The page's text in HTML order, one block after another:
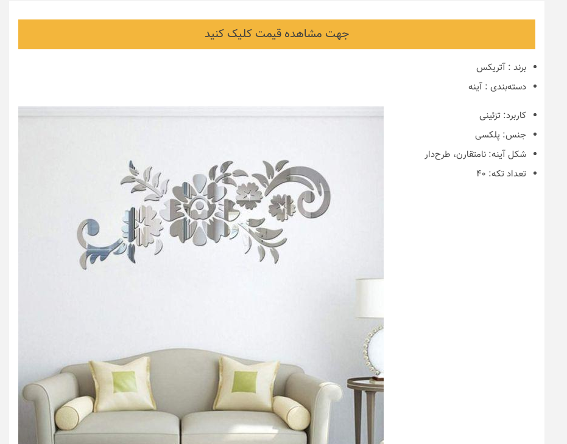
جهت مشاهده قیمت کلیک کنید
برند : آتریکس
دسته‌بندی : آینه
کاربرد: تزئینی
جنس: پلکسی
شکل آینه: نامتقارن، طرح‌دار
تعداد تکه: ۴۰
دکوراسیون مدرن در خانه
نکات و ترفندها
دکوراسیون داخلی و
چیدمان خانه (جدیدترین
ایده‌ها و عکس‌ها)